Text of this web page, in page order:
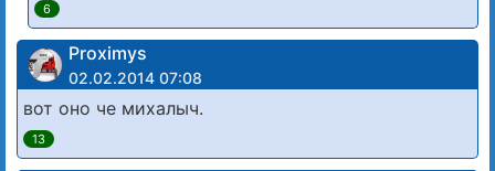
6
Proximys
02.02.2014 07:08
вот оно че михалыч.
13